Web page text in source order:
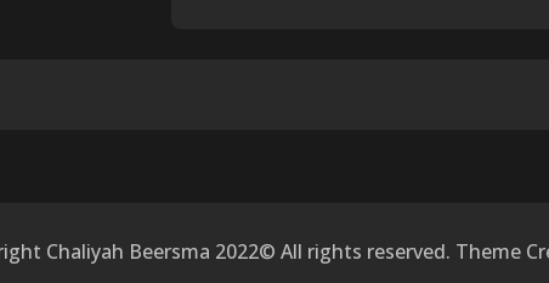
Chaliyah Beersma 2022© All rights reserved. Theme